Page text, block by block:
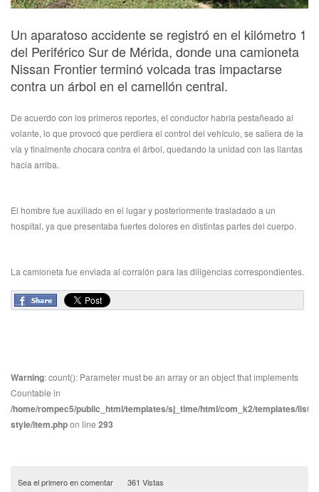
Un aparatoso accidente se registró en el kilómetro 1
del Periférico Sur de Mérida, donde una camioneta
Nissan Frontier terminó volcada tras impactarse
contra un árbol en el camellón central.
De acuerdo con los primeros reportes, el conductor habría pestañeado al
volante, lo que provocó que perdiera el control del vehículo, se saliera de la
vía y finalmente chocara contra el árbol, quedando la unidad con las llantas
hacia arriba.
El hombre fue auxiliado en el lugar y posteriormente trasladado a un
hospital, ya que presentaba fuertes dolores en distintas partes del cuerpo.
La camioneta fue enviada al corralón para las diligencias correspondientes.
Warning: count(): Parameter must be an array or an object that implements
Countable in
/home/rompec5/public_html/templates/sj_time/html/com_k2/templates/
style/item.phpon line 293
Sea el primero en comentar 361 Vistas